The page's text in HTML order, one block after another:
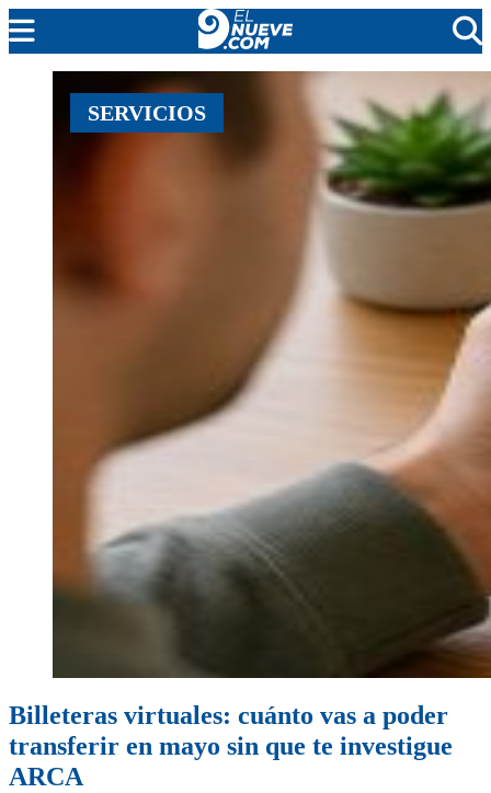
MENDOZA
CADA DÍA
SERVICIOS
Billeteras virtuales: cuánto vas a poder
transferir en mayo sin que te investigue
ARCA